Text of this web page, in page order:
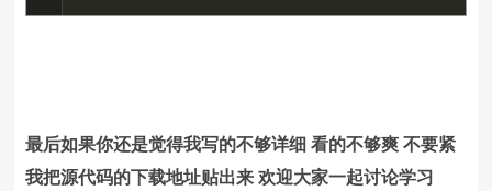
最后如果你还是觉得我写的不够详细 看的不够爽 不要紧
我把源代码的下载地址贴出来 欢迎大家一起讨论学习